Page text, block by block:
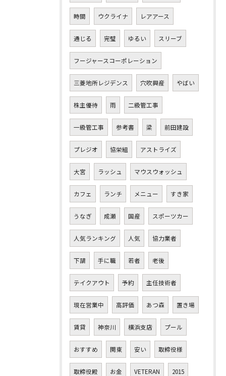
時間 ウクライナ レアアース
通じる 完璧 ゆるい スリーブ
フージャースコーポレーション
三菱地所レジデンス 穴吹興産 やばい
株主優待 雨 二級管工事
一級管工事 参考書 梁 前田建設
プレジオ 協栄組 アストライズ
大宮 ラッシュ マウスウォッシュ
カフェ ランチ メニュー すき家
うなぎ 成瀬 国産 スポーツカー
人気ランキング 人気 協力業者
下請 手に職 若者 老後
テイクアウト 予約 主任技術者
現在営業中 高評価 あつ森 置き場
賃貸 神奈川 横浜支店 プール
おすすめ 関東 安い 取締役様
取締役殿 お金 VETERAN 2015